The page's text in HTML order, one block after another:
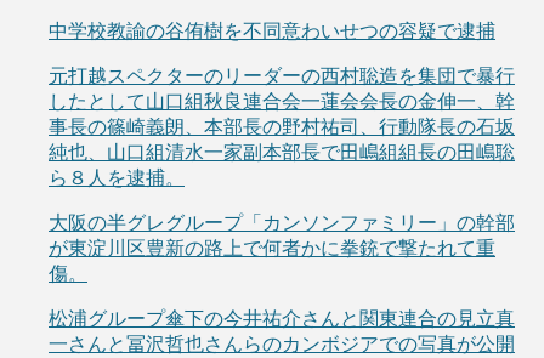
中学校教諭の谷侑樹を不同意わいせつの容疑で逮捕
元打越スペクターのリーダーの西村聡造を集団で暴行
したとして山口組秋良連合会一蓮会会長の金伸一、幹
事長の篠崎義朗、本部長の野村祐司、行動隊長の石坂
純也、山口組清水一家副本部長で田嶋組組長の田嶋聡
ら８人を逮捕。
大阪の半グレグループ「カンソンファミリー」の幹部
が東淀川区豊新の路上で何者かに拳銃で撃たれて重
傷。
松浦グループ傘下の今井祐介さんと関東連合の見立真
一さんと冨沢哲也さんらのカンボジアでの写真が公開